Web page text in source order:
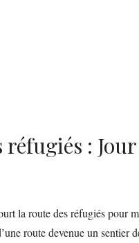
: Jour
la route des réfugiés pour
route devenue un sentier